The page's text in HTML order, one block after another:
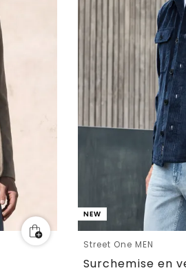
NEW
Street One MEN